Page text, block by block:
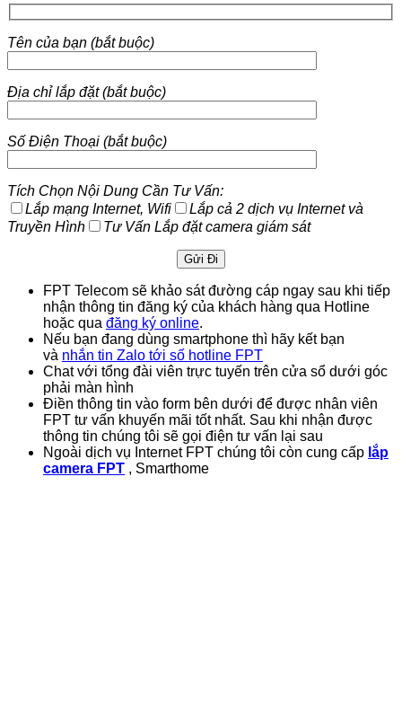
Tên của bạn (bắt buộc)
Địa chỉ lắp đặt (bắt buộc)
Số Điện Thoại (bắt buộc)
Tích Chọn Nội Dung Cần Tư Vấn:
Lắp mạng Internet, Wifi
Lắp cả 2 dịch vụ Internet và
Truyền Hình
Tư Vấn Lắp đặt camera giám sát
FPT Telecom sẽ khảo sát đường cáp ngay sau khi tiếp
nhận thông tin đăng ký của khách hàng qua Hotline
hoặc qua đăng ký online.
Nếu bạn đang dùng smartphone thì hãy kết bạn
và nhắn tin Zalo tới số hotline FPT
Chat với tổng đài viên trực tuyến trên cửa sổ dưới góc
phải màn hình
Điền thông tin vào form bên dưới để được nhân viên
FPT tư vấn khuyến mãi tốt nhất. Sau khi nhận được
thông tin chúng tôi sẽ gọi điện tư vấn lại sau
Ngoài dịch vụ Internet FPT chúng tôi còn cung cấp lắp
camera FPT , Smarthome